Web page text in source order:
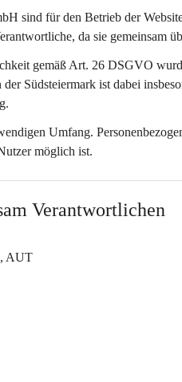
sind für den Betrieb der
, da sie gemeinsam
gemäß Art. 26 DSGVO
Südsteiermark ist dabei
Umfang.
möglich ist.
Verantwortlichen
AUT